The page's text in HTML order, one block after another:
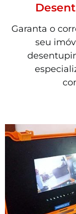
Garanta o
seu